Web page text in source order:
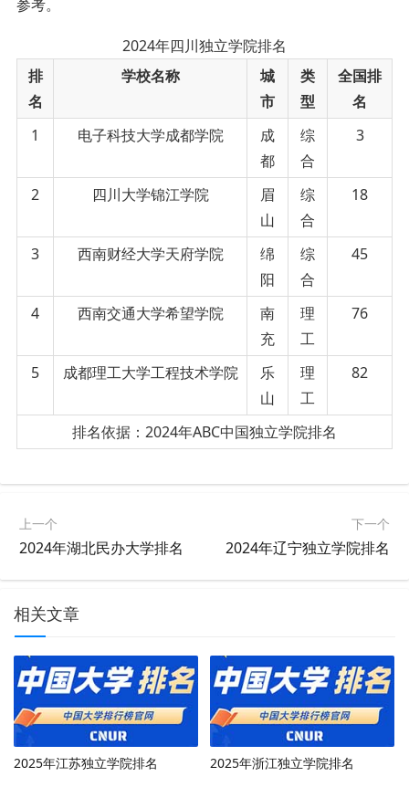
参考。
2024年四川独立学院排名
排
名
学校名称
城
市
类
型
全国排
名
1
电子科技大学成都学院
成
都
综
合
3
2 四川大学锦江学院
眉
山
综
合
18
3 西南财经大学天府学院
绵
阳
综
合
45
4 西南交通大学希望学院
南
充
理
工
76
5 成都理工大学工程技术学院
乐
山
理
工
82
排名依据：2024年ABC中国独立学院排名
上一个
2024年湖北民办大学排名
下一个
2024年辽宁独立学院排名
相关文章
2025年江苏独立学院排名 2025年浙江独立学院排名